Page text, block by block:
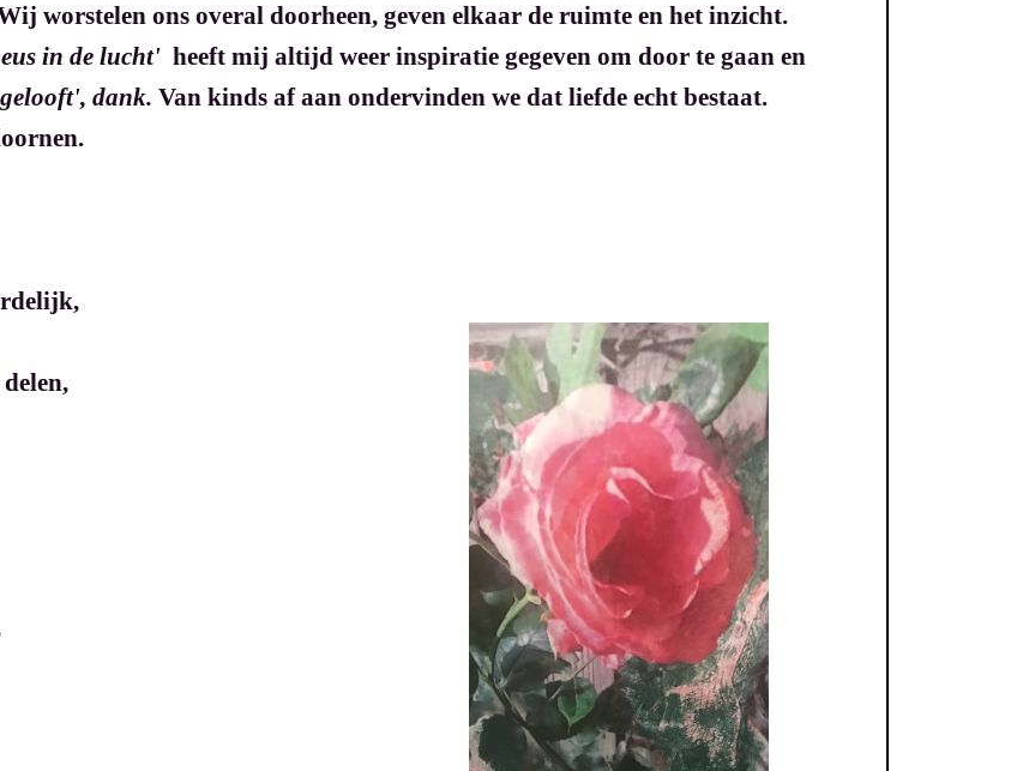
worstelen ons overal doorheen, geven elkaar de ruimte en het inzicht.
in de lucht' heeft mij altijd weer inspiratie gegeven om door te gaan en
dank. Van kinds af aan ondervinden we dat liefde echt bestaat.